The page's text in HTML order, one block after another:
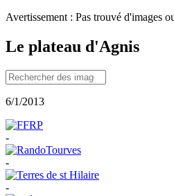
Avertissement : Pas trouvé d'images
Le plateau d'Agnis
6/1/2013
-
-
-